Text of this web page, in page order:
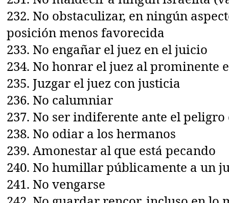
232. No obstaculizar, en ningún
posición menos favorecida
233. No engañar el juez en el juicio
234. No honrar el juez al prominente
235. Juzgar el juez con justicia
236. No calumniar
237. No ser indiferente ante el
238. No odiar a los hermanos
239. Amonestar al que está pecando
240. No humillar públicamente a un
241. No vengarse